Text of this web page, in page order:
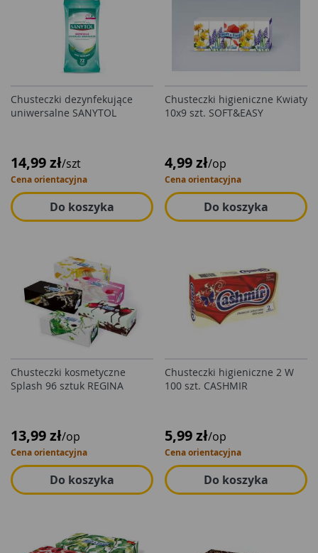
Chusteczki dezynfekujące
uniwersalne SANYTOL
14,99 zł/szt
Cena orientacyjna
Do koszyka
Chusteczki higieniczne Kwiaty
10x9 szt. SOFT&EASY
4,99 zł/op
Cena orientacyjna
Do koszyka
Chusteczki kosmetyczne
Splash 96 sztuk REGINA
13,99 zł/op
Cena orientacyjna
Do koszyka
Chusteczki higieniczne 2 W
100 szt. CASHMIR
5,99 zł/op
Cena orientacyjna
Do koszyka